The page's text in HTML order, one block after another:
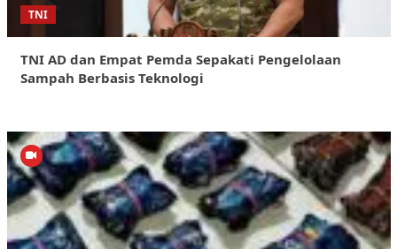
TNI
TNI AD dan Empat Pemda Sepakati Pengelolaan
Sampah Berbasis Teknologi